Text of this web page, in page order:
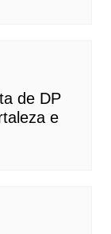
de DP
e